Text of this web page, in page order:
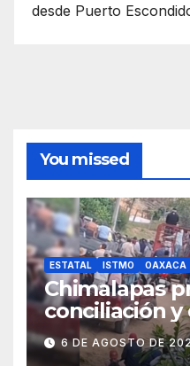
desde Puerto
You missed
ESTATAL ISTMO OAXACA
Chimalapas
conciliación y
ejidos
definir
6 DE AGOSTO DE